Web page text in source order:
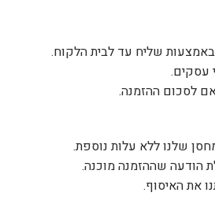
שליח עד לבית הלקוח.
לסכום ההזמנה.
שלנו ללא עלות נוספת.
הודעה שההזמנה מוכנה.
את האיסוף.